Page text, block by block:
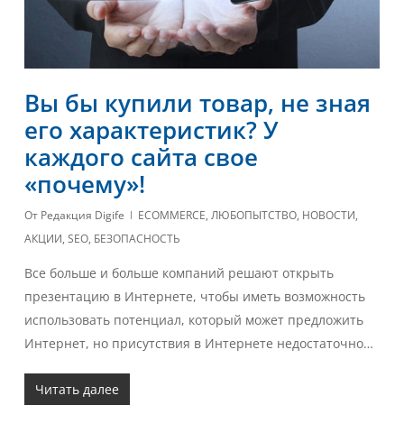
Вы бы купили товар, не зная
его характеристик? У
каждого сайта свое
«почему»!
От Редакция Digife ECOMMERCE, ЛЮБОПЫТСТВО, НОВОСТИ,
АКЦИИ, SEO, БЕЗОПАСНОСТЬ
Все больше и больше компаний решают открыть
презентацию в Интернете, чтобы иметь возможность
использовать потенциал, который может предложить
Интернет, но присутствия в Интернете недостаточно…
Читать далее